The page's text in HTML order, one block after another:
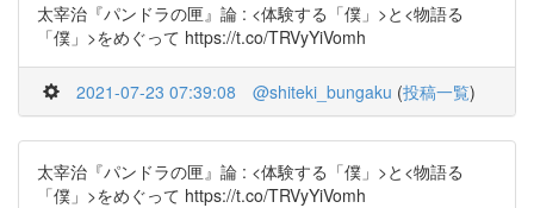
太宰治『パンドラの匣』論 : <体験する「僕」>と<物語る
「僕」>をめぐって https://t.co/TRVyYiVomh
2021-07-23 07:39:08 @shiteki_bungaku (投稿一覧)
太宰治『パンドラの匣』論 : <体験する「僕」>と<物語る
「僕」>をめぐって https://t.co/TRVyYiVomh